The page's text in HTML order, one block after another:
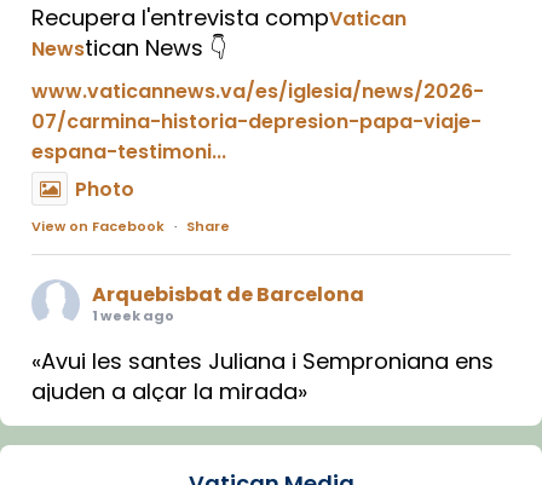
Recupera l'entrevista compVatican
Newstican News 👇
www.vaticannews.va/es/iglesia/news/2026-
07/carmina-historia-depresion-papa-viaje-
espana-testimoni...
Photo
View on Facebook · Share
Arquebisbat de Barcelona
1 week ago
«Avui les santes Juliana i Semproniana ens
ajuden a alçar la mirada»
Mons. Sergi Gordo, bisbe de Tortosa, ha